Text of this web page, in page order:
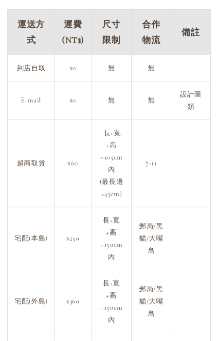
運送方
式
運費
(NT$)
尺寸
限制
合作
物流
備註
到店自取 $0 無 無
E-mail $0 無 無
設計圖
類
超商取貨 $60
長+寬
+高
=105cm
內
(最長邊
<45cm)
7-11
宅配(本島) $250
長+寬
+高
=150cm
內
郵局/黑
貓/大嘴
鳥
宅配(外島) $360
長+寬
+高
=150cm
內
郵局/黑
貓/大嘴
鳥